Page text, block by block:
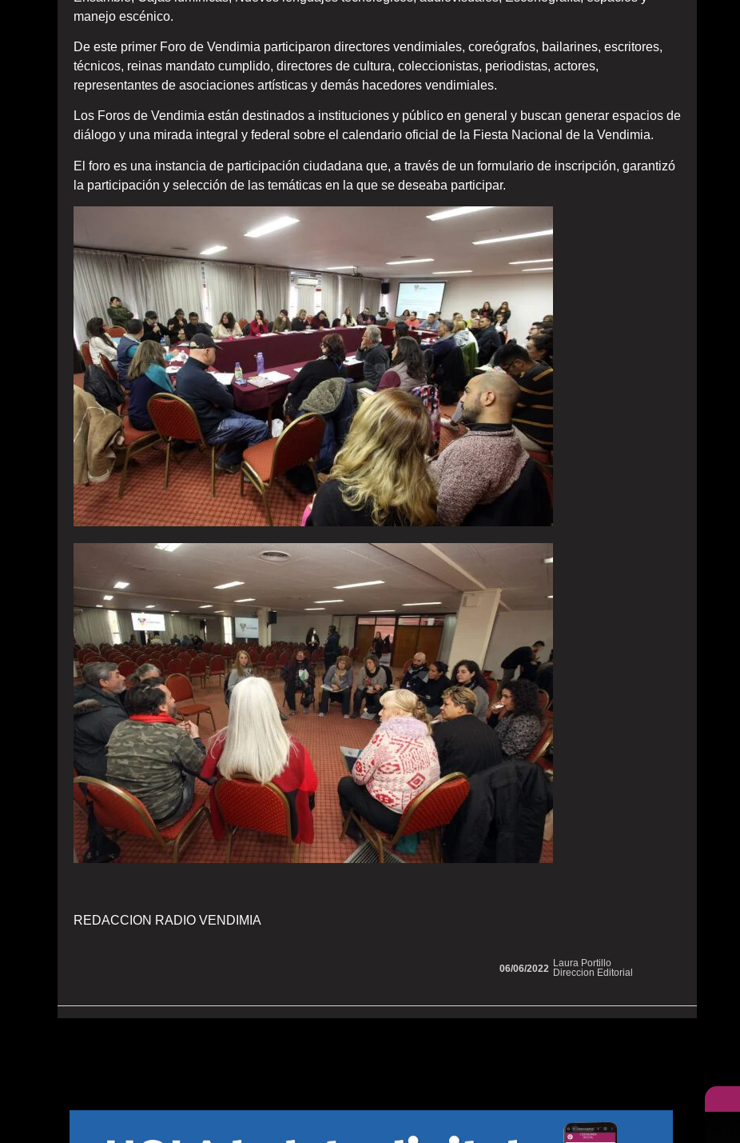
manejo escénico.
De este primer Foro de Vendimia participaron directores vendimiales, coreógrafos, bailarines, escritores,
técnicos, reinas mandato cumplido, directores de cultura, coleccionistas, periodistas, actores,
representantes de asociaciones artísticas y demás hacedores vendimiales.
Los Foros de Vendimia están destinados a instituciones y público en general y buscan generar espacios de
diálogo y una mirada integral y federal sobre el calendario oficial de la Fiesta Nacional de la Vendimia.
El foro es una instancia de participación ciudadana que, a través de un formulario de inscripción, garantizó
la participación y selección de las temáticas en la que se deseaba participar.
REDACCION RADIO VENDIMIA
Laura Portillo
Direccion Editorial
06/06/2022